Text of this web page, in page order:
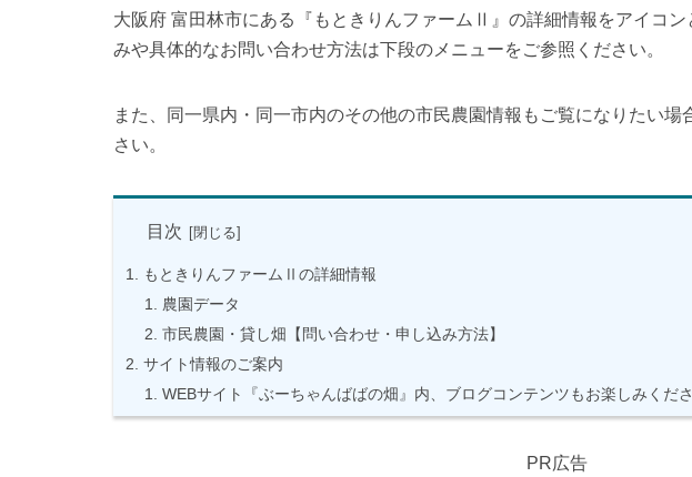
大阪府 富田林市にある『もときりんファームⅡ』の詳細情報をアイコ
みや具体的なお問い合わせ方法は下段のメニューをご参照ください。
また、同一県内・同一市内のその他の市民農園情報もご覧になりたい
さい。
目次
もときりんファームⅡの詳細情報
農園データ
市民農園・貸し畑【問い合わせ・申し込み方法】
サイト情報のご案内
WEBサイト『ぶーちゃんばばの畑』内、ブログコンテンツもお楽しみくだ
PR広告